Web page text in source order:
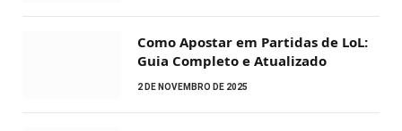
Como Apostar em Partidas de LoL:
Guia Completo e Atualizado
2 DE NOVEMBRO DE 2025